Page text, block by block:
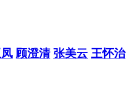
顾澄清 张美云 王怀治